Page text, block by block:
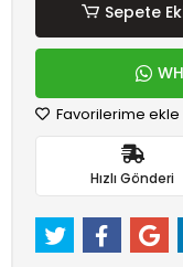
Sepete
Favorilerime ekle
Hızlı Gönderi